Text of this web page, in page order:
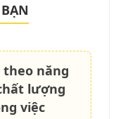
năng
lượng
việc